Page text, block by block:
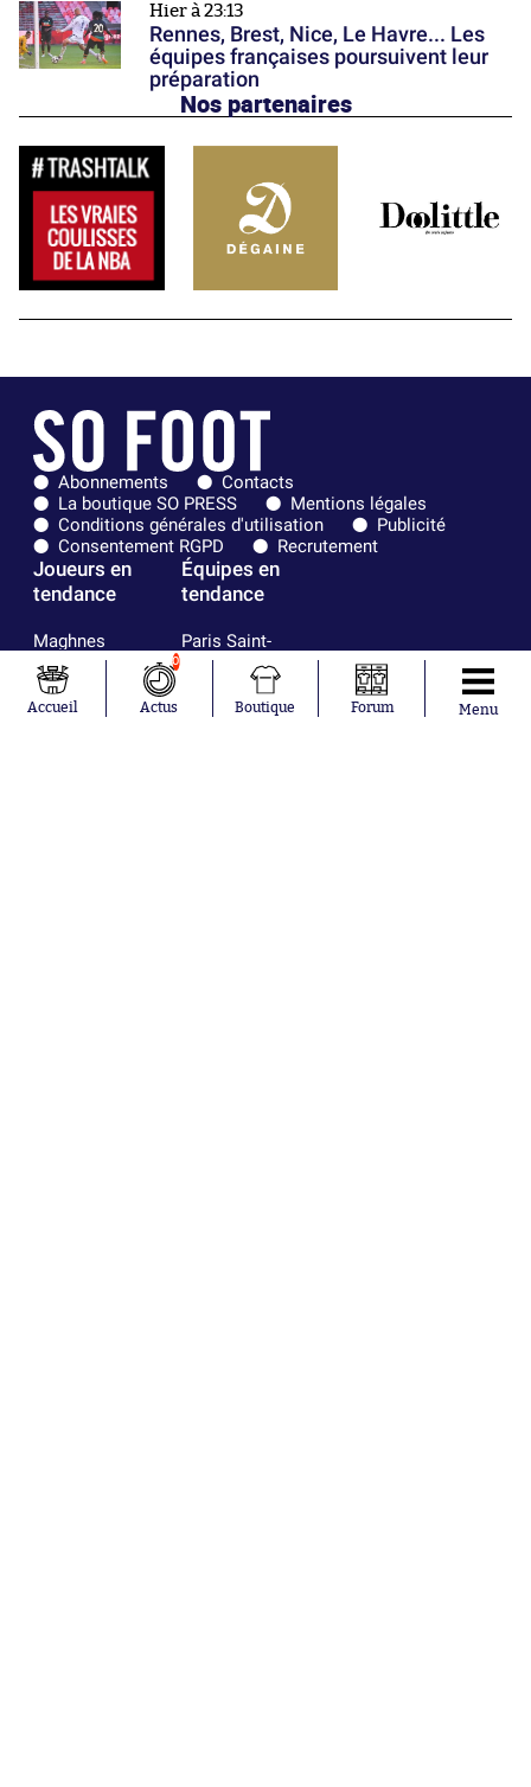
Hier à 23:13
Rennes, Brest, Nice, Le Havre... Les
équipes françaises poursuivent leur
préparation
Nos partenaires
Abonnements
Contacts
La boutique SO PRESS
Mentions légales
Conditions générales d'utilisation
Publicité
Consentement RGPD
Recrutement
Joueurs en
tendance
Maghnes
Akliouche
Mohamed
Salah
Équipes en
tendance
Paris Saint-
Germain
Olympique de
Marseille
Accueil
0
Actus Boutique Forum Menu